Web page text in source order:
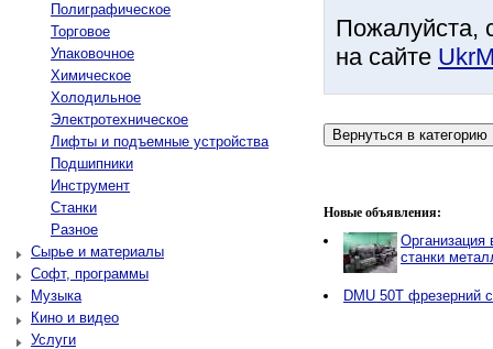
Полиграфическое
Торговое
Упаковочное
Химическое
Холодильное
Электротехническое
Лифты и подъемные устройства
Подшипники
Инструмент
Станки
Разное
Сырье и материалы
Софт, программы
Музыка
Кино и видео
Услуги
Пожалуйста,
на сайте
Новые объявления:
Организация
станки
DMU 50T фрезерний